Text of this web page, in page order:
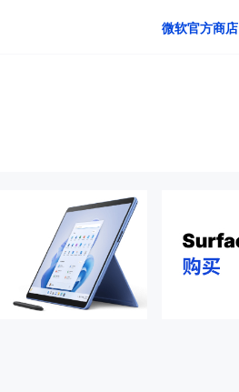
微软官方商店